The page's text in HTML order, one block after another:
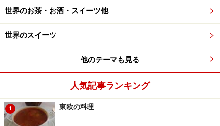
世界のお茶・お酒・スイーツ他
世界のスイーツ
他のテーマも見る
人気記事ランキング
1 東欧の料理